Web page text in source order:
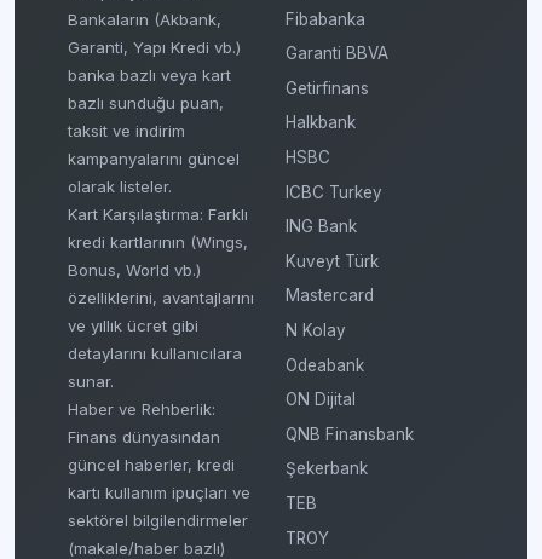
Bankaların (Akbank,
Garanti, Yapı Kredi vb.)
banka bazlı veya kart
bazlı sunduğu puan,
taksit ve indirim
kampanyalarını güncel
olarak listeler.
Kart Karşılaştırma: Farklı
kredi kartlarının (Wings,
Bonus, World vb.)
özelliklerini, avantajlarını
ve yıllık ücret gibi
detaylarını kullanıcılara
sunar.
Haber ve Rehberlik:
Finans dünyasından
güncel haberler, kredi
kartı kullanım ipuçları ve
sektörel bilgilendirmeler
(makale/haber bazlı)
Fibabanka
Garanti BBVA
Getirfinans
Halkbank
HSBC
ICBC Turkey
ING Bank
Kuveyt Türk
Mastercard
N Kolay
Odeabank
ON Dijital
QNB Finansbank
Şekerbank
TEB
TROY